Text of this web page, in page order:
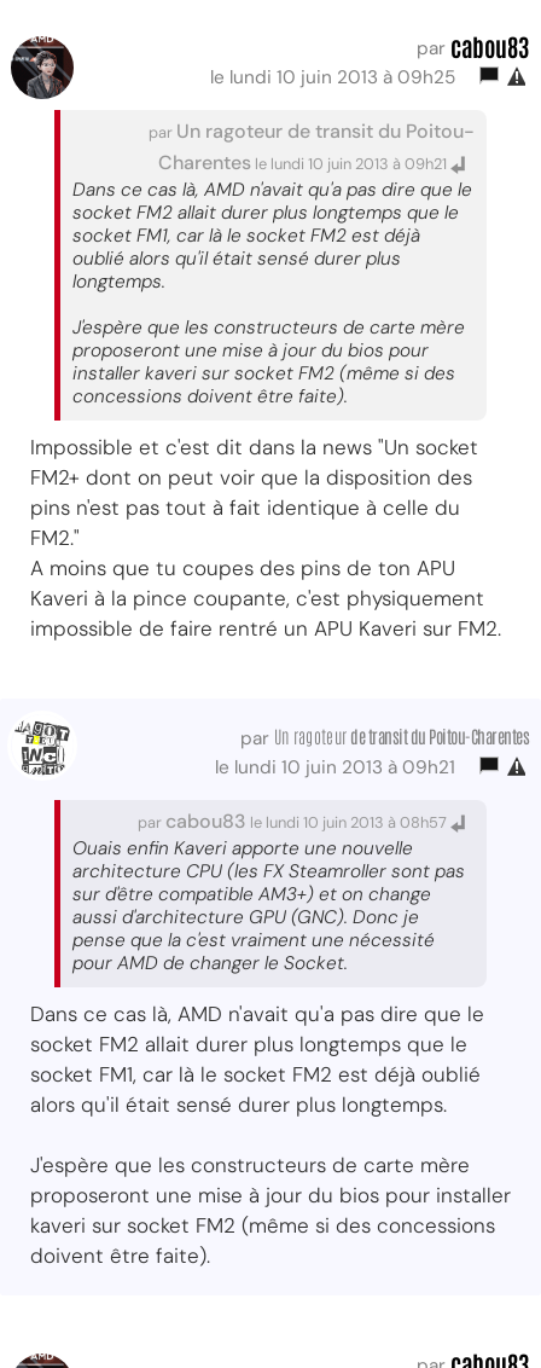
par cabou83
le lundi 10 juin 2013 à 09h25
par Un ragoteur de transit du Poitou-
Charentes le lundi 10 juin 2013 à 09h21
Dans ce cas là, AMD n'avait qu'a pas dire que le
socket FM2 allait durer plus longtemps que le
socket FM1, car là le socket FM2 est déjà
oublié alors qu'il était sensé durer plus
longtemps.
J'espère que les constructeurs de carte mère
proposeront une mise à jour du bios pour
installer kaveri sur socket FM2 (même si des
concessions doivent être faite).
Impossible et c'est dit dans la news "Un socket
FM2+ dont on peut voir que la disposition des
pins n'est pas tout à fait identique à celle du
FM2."
A moins que tu coupes des pins de ton APU
Kaveri à la pince coupante, c'est physiquement
impossible de faire rentré un APU Kaveri sur FM2.
par Un ragoteur de transitdu Poitou-Charentes
le lundi 10 juin 2013 à 09h21
par cabou83 le lundi 10 juin 2013 à 08h57
Ouais enfin Kaveri apporte une nouvelle
architecture CPU (les FX Steamroller sont pas
sur d'être compatible AM3+) et on change
aussi d'architecture GPU (GNC). Donc je
pense que la c'est vraiment une nécessité
pour AMD de changer le Socket.
Dans ce cas là, AMD n'avait qu'a pas dire que le
socket FM2 allait durer plus longtemps que le
socket FM1, car là le socket FM2 est déjà oublié
alors qu'il était sensé durer plus longtemps.
J'espère que les constructeurs de carte mère
proposeront une mise à jour du bios pour installer
kaveri sur socket FM2 (même si des concessions
doivent être faite).